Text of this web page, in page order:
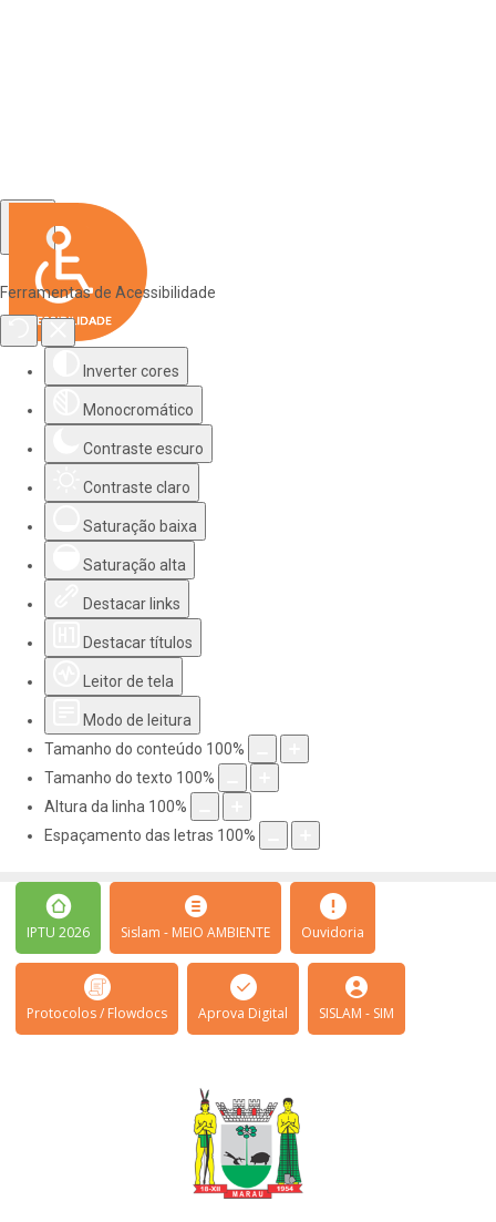
Ferramentas de Acessibilidade
Inverter cores
Monocromático
Contraste escuro
Contraste claro
Saturação baixa
Saturação alta
Destacar links
Destacar títulos
Leitor de tela
Modo de leitura
Tamanho do conteúdo 100%
Tamanho do texto 100%
Altura da linha 100%
Espaçamento das letras 100%
IPTU 2026 Sislam - MEIO AMBIENTE Ouvidoria
Protocolos / Flowdocs Aprova Digital SISLAM - SIM